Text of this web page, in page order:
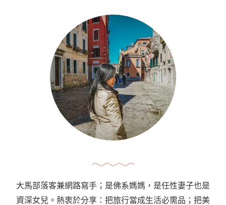
Lisbon
City
Centre
From
Lisbon
Humberto
Delgado
道：
海
鮮
（貳）
Taste
Of
大馬部落客兼網路寫手；是佛系媽媽，是任性妻子也是
資深女兒。熱衷於分享：把旅行當成生活必需品；把美